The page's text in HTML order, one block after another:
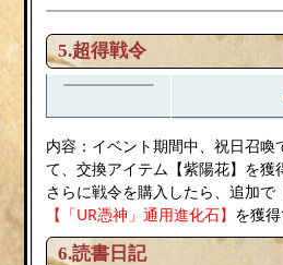
5.超得戦令
内容：イベント期間中、祝日召喚
て、交換アイテム【紫陽花】を獲
さらに戦令を購入したら、追加で
【「UR憑神」通用進化石】 を獲得
6.読書日記